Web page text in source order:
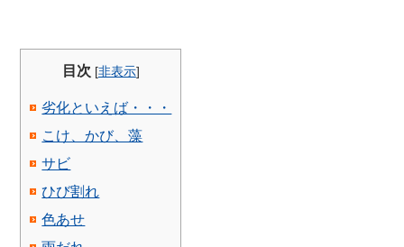
目次 [非表示]
劣化といえば・・・
こけ、かび、藻
サビ
ひび割れ
色あせ